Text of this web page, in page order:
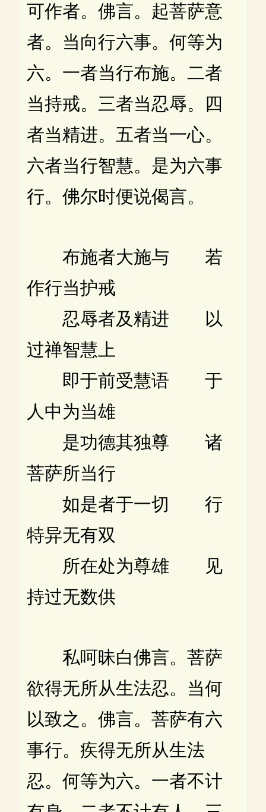
可作者。佛言。起菩萨意
者。当向行六事。何等为
六。一者当行布施。二者
当持戒。三者当忍辱。四
者当精进。五者当一心。
六者当行智慧。是为六事
行。佛尔时便说偈言。
布施者大施与 若
作行当护戒
忍辱者及精进 以
过禅智慧上
即于前受慧语 于
人中为当雄
是功德其独尊 诸
菩萨所当行
如是者于一切 行
特异无有双
所在处为尊雄 见
持过无数供
私呵昧白佛言。菩萨
欲得无所从生法忍。当何
以致之。佛言。菩萨有六
事行。疾得无所从生法
忍。何等为六。一者不计